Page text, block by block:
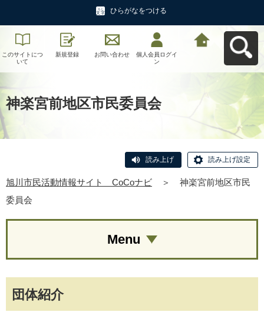
ひらがなをつける
このサイトにつ
いて
新規登録 お問い合わせ
個人会員ログイ
ン
神楽宮前地区市民委員会
読み上げ 読み上げ設定
旭川市民活動情報サイト CoCoナビ ＞
神楽宮前地区市民
委員会
団体紹介
Menu